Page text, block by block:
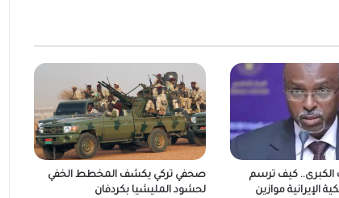
الكبرى.. كيف ترسم
الإيرانية موازين
صحفي تركي يكشف المخطط الخفي
لحشود المليشيا بكردفان